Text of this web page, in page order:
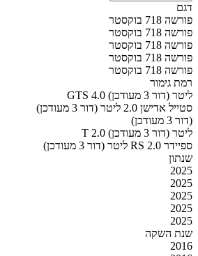
דגם
פורשה 718 בוקסטר
פורשה 718 בוקסטר
פורשה 718 בוקסטר
פורשה 718 בוקסטר
פורשה 718 בוקסטר
רמת גימור
GTS 4.0 ליטר (דור 3 מעודכן)
סטייל אדישן 2.0 ליטר (דור 3 מעודכן)
(דור 3 מעודכן)
T 2.0 ליטר (דור 3 מעודכן)
ספיידר RS 2.0 ליטר (דור 3 מעודכן)
שנתון
2025
2025
2025
2025
2025
שנת השקה
2016